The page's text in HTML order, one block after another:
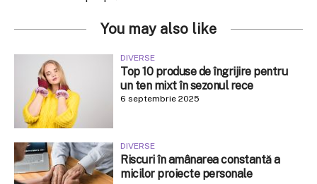
You may also like
DIVERSE
Top 10 produse de îngrijire pentru
un ten mixt în sezonul rece
6 septembrie 2025
DIVERSE
Riscuri în amânarea constantă a
micilor proiecte personale